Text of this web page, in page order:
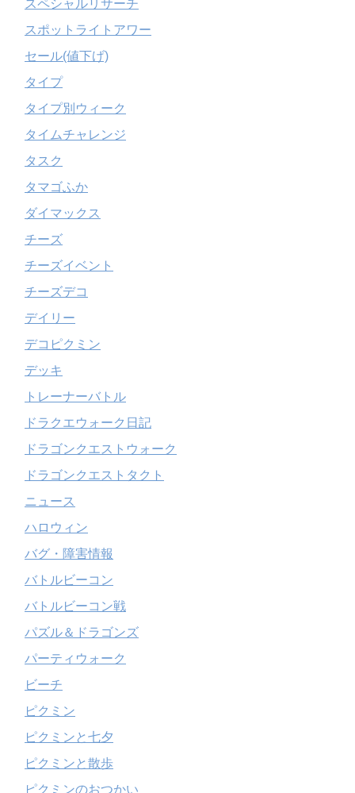
スペシャルリサーチ
スポットライトアワー
セール(値下げ)
タイプ
タイプ別ウィーク
タイムチャレンジ
タスク
タマゴふか
ダイマックス
チーズ
チーズイベント
チーズデコ
デイリー
デコピクミン
デッキ
トレーナーバトル
ドラクエウォーク日記
ドラゴンクエストウォーク
ドラゴンクエストタクト
ニュース
ハロウィン
バグ・障害情報
バトルビーコン
バトルビーコン戦
パズル＆ドラゴンズ
パーティウォーク
ビーチ
ピクミン
ピクミンと七夕
ピクミンと散歩
ピクミンのおつかい